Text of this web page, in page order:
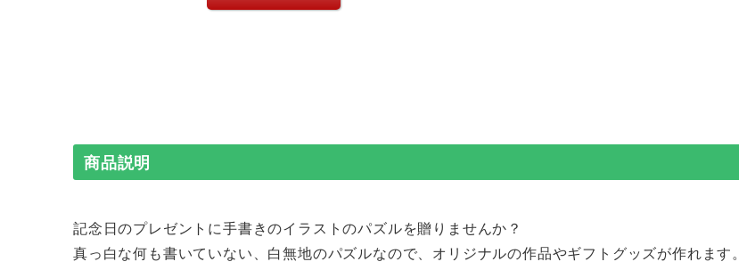
商品説明
記念日のプレゼントに手書きのイラストのパズルを贈りませんか？
真っ白な何も書いていない、白無地のパズルなので、オリジナルの作品やギフトグッズが作れます。